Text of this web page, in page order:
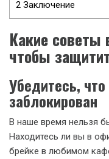
2 Заключение
Какие
чтобы
Убедитесь,
заблокирован
В наше время нельзя
Находитесь ли вы в
брейке в любимом